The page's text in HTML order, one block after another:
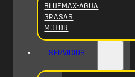
BLUEMAX-AGUA
GRASAS
MOTOR
SERVICIOS